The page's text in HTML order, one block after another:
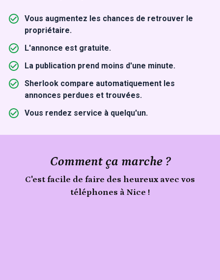
Vous augmentez les chances de retrouver le
propriétaire.
L'annonce est gratuite.
La publication prend moins d'une minute.
Sherlook compare automatiquement les
annonces perdues et trouvées.
Vous rendez service à quelqu'un.
Comment ça marche ?
C'est facile de faire des heureux avec vos
téléphones à Nice !